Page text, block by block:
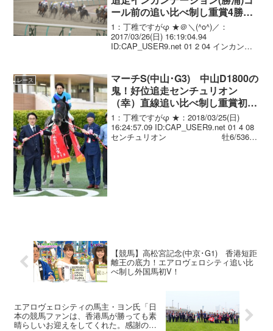
ール前の追い比べ制し重賞4勝
目！
1：丁稚ですがφ ★＠＼(^o^)／：
2017/03/26(日) 16:19:04.94
ID:CAP_USER9.net 01 2 04 インカンテ
レース
マーチS(中山･G3) 中山D1800の
鬼！好位追走センチュリオン
（幸）直線追い比べ制し重賞初制
覇！
1：丁稚ですがφ ★：2018/03/25(日)
16:24:57.09 ID:CAP_USER9.net 01 4 08
センチュリオン 牡6/536(
【競馬】高松宮記念(中京･G1) 香港短距
離王の底力！エアロヴェロシティ追い比
べ制し外国馬初V！
エアロヴェロシティの馬主・ヨン氏「日
本の競馬ファンは、香港馬が勝っても素
晴らしいお迎えをしてくれた。感謝の念